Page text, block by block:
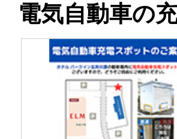
電気自動車の